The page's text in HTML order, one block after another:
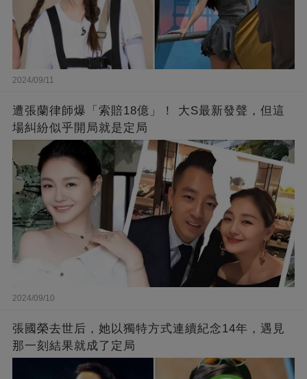
2024/09/11
遭張蘭律師爆「索賠18億」！ 大S最新發聲，但這
場糾紛似乎開局就是定局
2024/09/10
張國榮去世后，她以獨特方式連續紀念14年，遇見
那一刻結果就成了定局